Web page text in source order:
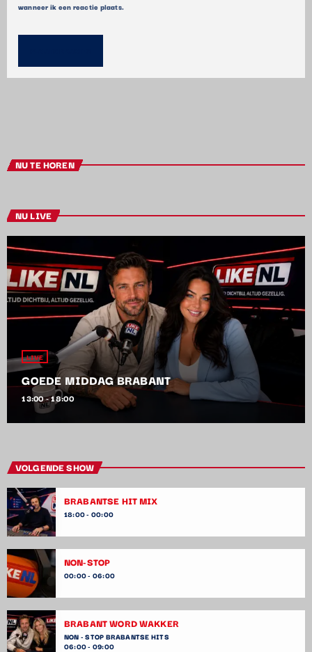
wanneer ik een reactie plaats.
NU TE HOREN
NU LIVE
LIVE
GOEDE MIDDAG BRABANT
13:00 - 18:00
VOLGENDE SHOW
BRABANTSE HIT MIX
18:00 - 00:00
NON-STOP
00:00 - 06:00
BRABANT WORD WAKKER
NON - STOP BRABANTSE HITS
06:00 - 09:00